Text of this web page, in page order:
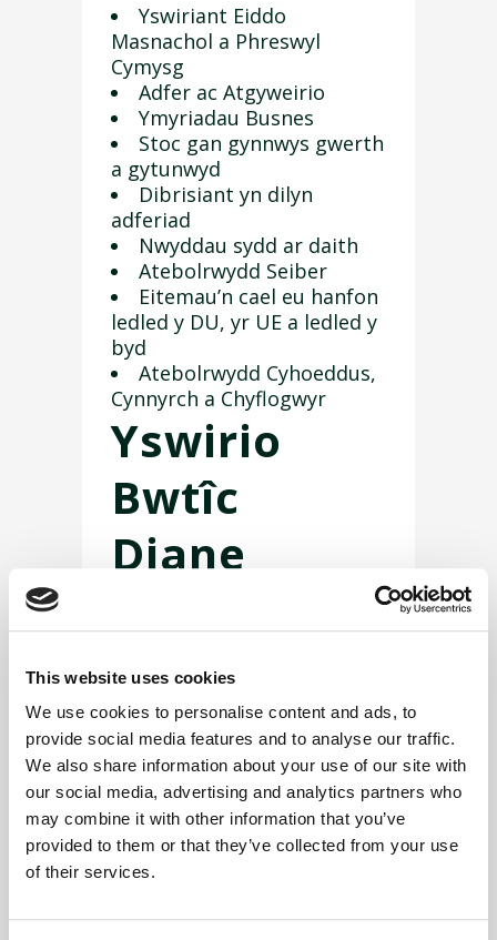
This website uses cookies
We use cookies to personalise content and ads, to
provide social media features and to analyse our traffic.
We also share information about your use of our site with
our social media, advertising and analytics partners who
may combine it with other information that you’ve
provided to them or that they’ve collected from your use
of their services.
Yswiriant Eiddo
Masnachol a Phreswyl
Cymysg
Adfer ac Atgyweirio
Ymyriadau Busnes
Stoc gan gynnwys gwerth
a gytunwyd
Dibrisiant yn dilyn
adferiad
Nwyddau sydd ar daith
Atebolrwydd Seiber
Eitemau’n cael eu hanfon
ledled y DU, yr UE a ledled y
byd
Atebolrwydd Cyhoeddus,
Cynnyrch a Chyflogwyr
Yswirio
Bwtîc
Diane
rhentu eiddo masnachol ar
landlord ei yswiriant ei hun
ar gyfer yr adeilad, y celfi a’r
gosodiadau, nid yw hyn yn
cynnwys difrod i offer, stoc,
materion atebolrwydd neu
ymyrraeth i fusnes Diane.
Byddai angen cymryd y rhain
yswiriant Diane ei hun.